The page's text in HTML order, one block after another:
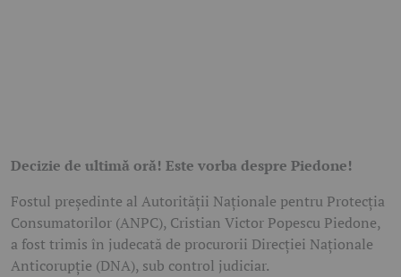
Decizie de ultimă oră! Este vorba despre Piedone!
Fostul președinte al Autorității Naționale pentru Protecția
Consumatorilor (ANPC), Cristian Victor Popescu Piedone,
a fost trimis în judecată de procurorii Direcției Naționale
Anticorupție (DNA), sub control judiciar.